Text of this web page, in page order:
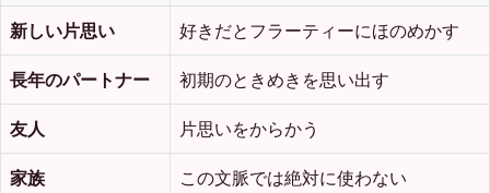
新しい片思い 好きだとフラーティーにほのめかす
長年のパートナー 初期のときめきを思い出す
友人 片思いをからかう
家族 この文脈では絶対に使わない